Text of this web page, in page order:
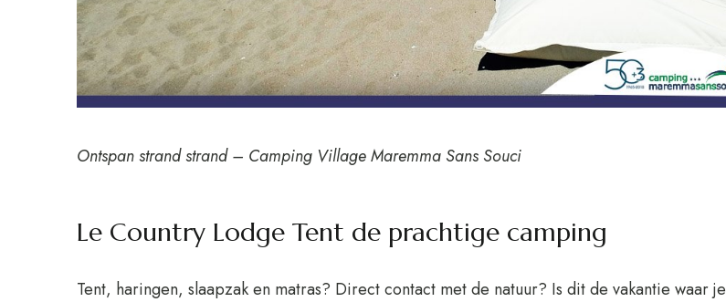
Ontspan strand strand – Camping Village Maremma Sans Souci
Le Country Lodge Tent de prachtige camping
Tent, haringen, slaapzak en matras? Direct contact met de natuur? Is dit de vakantie waar je